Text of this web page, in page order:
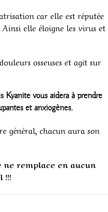
car elle est réputée
elle éloigne les virus et
osseuses et agit sur
vous aidera à prendre
et anxiogènes.
général, chacun aura son
remplace en aucun
!!!